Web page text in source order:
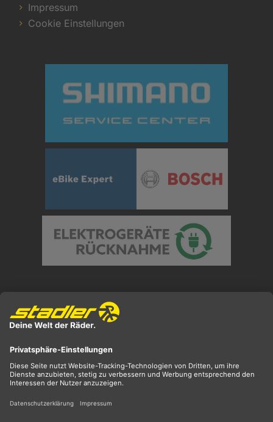
Impressum
Cookie Einstellungen